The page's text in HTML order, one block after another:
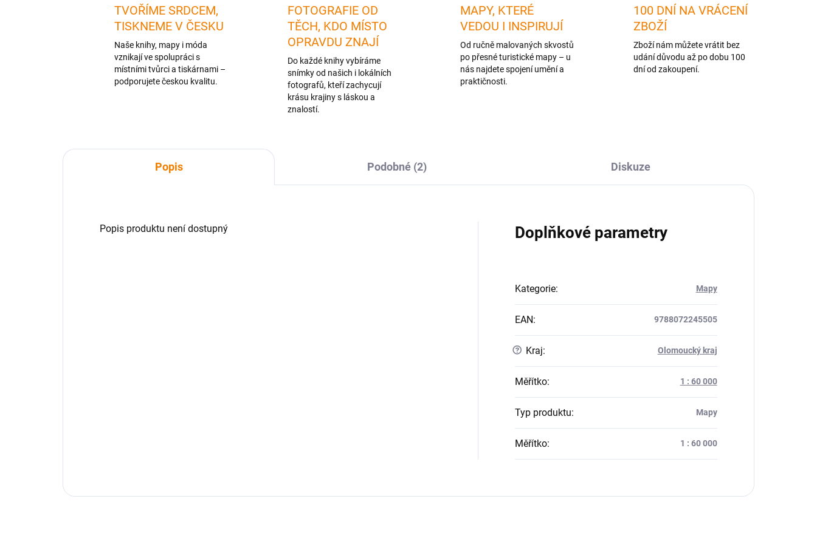
TVOŘÍME SRDCEM,
TISKNEME V ČESKU
Naše knihy, mapy i móda
vznikají ve spolupráci s
místními tvůrci a tiskárnami –
podporujete českou kvalitu.
FOTOGRAFIE OD
TĚCH, KDO MÍSTO
OPRAVDU ZNAJÍ
Do každé knihy vybíráme
snímky od našich i lokálních
fotografů, kteří zachycují
krásu krajiny s láskou a
znalostí.
MAPY, KTERÉ
VEDOU I INSPIRUJÍ
Od ručně malovaných skvostů
po přesné turistické mapy – u
nás najdete spojení umění a
praktičnosti.
100 DNÍ NA VRÁCENÍ
ZBOŽÍ
Zboží nám můžete vrátit bez
udání důvodu až po dobu 100
dní od zakoupení.
Popis Podobné (2) Diskuze
Popis produktu není dostupný Doplňkové parametry
Kategorie: Mapy
EAN: 9788072245505
? Kraj: Olomoucký kraj
Měřítko: 1 : 60 000
Typ produktu: Mapy
Měřítko: 1 : 60 000